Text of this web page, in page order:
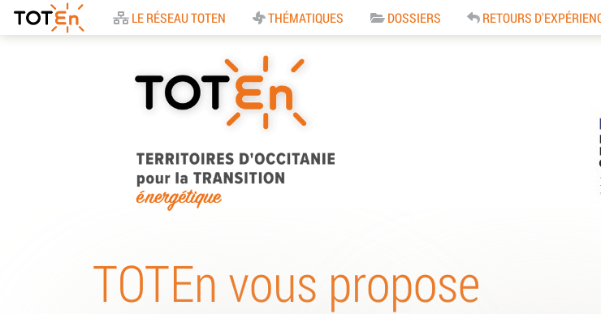
Accueil
LE RÉSEAU TOTEN THÉMATIQUES DOSSIERS RETOURS
Territoires d’Occitanie
TOTEn vous propose